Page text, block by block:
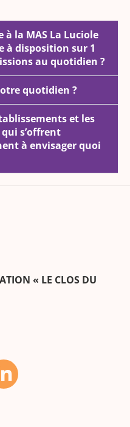
la MAS La Luciole
à disposition sur 1
au quotidien ?
quotidien ?
et les
s’offrent
à envisager quoi
« LE CLOS DU